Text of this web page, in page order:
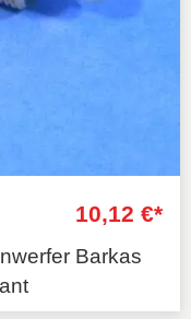
10,12 €*
Barkas